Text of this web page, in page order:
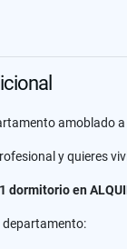
amoblado
y quieres
dormitorio en
departamento: